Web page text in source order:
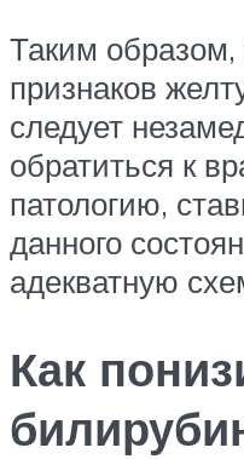
Таким
признаков
следует
обратиться к
патологию,
данного
адекватную
Как